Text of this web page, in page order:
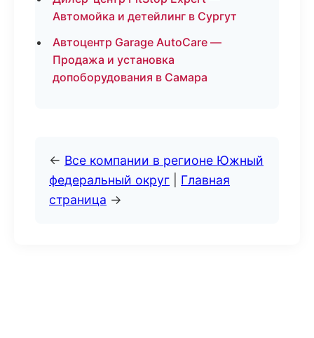
Автомойка и детейлинг в Сургут
Автоцентр Garage AutoCare —
Продажа и установка
допоборудования в Самара
← Все компании в регионе Южный
федеральный округ
Главная
страница →